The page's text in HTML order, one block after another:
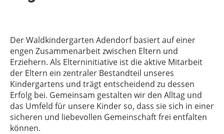
Der Waldkindergarten Adendorf basiert auf einer
engen Zusammenarbeit zwischen Eltern und
Erziehern. Als Elterninitiative ist die aktive Mitarbeit
der Eltern ein zentraler Bestandteil unseres
Kindergartens und trägt entscheidend zu dessen
Erfolg bei. Gemeinsam gestalten wir den Alltag und
das Umfeld für unsere Kinder so, dass sie sich in einer
sicheren und liebevollen Gemeinschaft frei entfalten
können.